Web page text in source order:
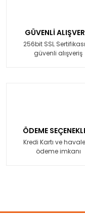
GÜVENLİ
256bit SSL
güvenli alışveriş
ÖDEME
Kredi Kartı ve
ödeme imkanı